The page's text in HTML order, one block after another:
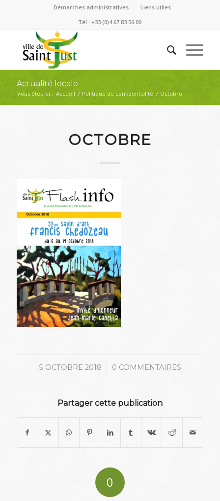
Démarches administratives
Liens utiles
Tél.: +33 (0)4 67 83 56 00
Actualité locale
Vous êtes ici : Accueil / Politique de confidentialité / Octobre
OCTOBRE
5 OCTOBRE 2018
/ 0 COMMENTAIRES
Partager cette publication
0